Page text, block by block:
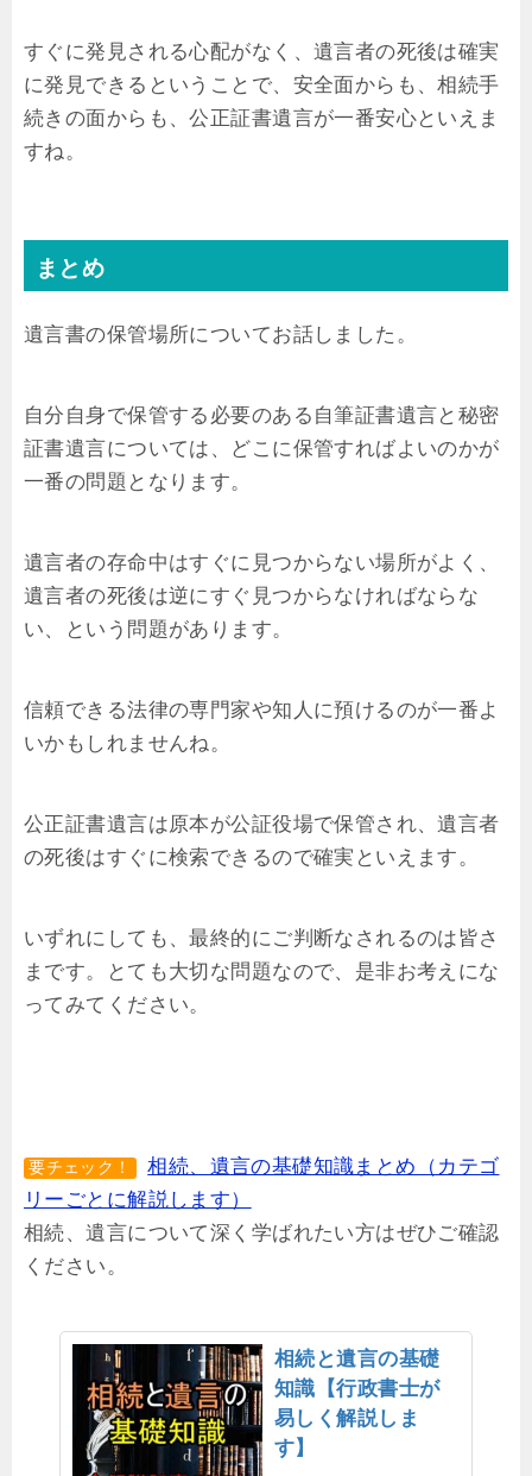
すぐに発見される心配がなく、遺言者の死後は確実
に発見できるということで、安全面からも、相続手
続きの面からも、公正証書遺言が一番安心といえま
すね。
まとめ
遺言書の保管場所についてお話しました。
自分自身で保管する必要のある自筆証書遺言と秘密
証書遺言については、どこに保管すればよいのかが
一番の問題となります。
遺言者の存命中はすぐに見つからない場所がよく、
遺言者の死後は逆にすぐ見つからなければならな
い、という問題があります。
信頼できる法律の専門家や知人に預けるのが一番よ
いかもしれませんね。
公正証書遺言は原本が公証役場で保管され、遺言者
の死後はすぐに検索できるので確実といえます。
いずれにしても、最終的にご判断なされるのは皆さ
まです。とても大切な問題なので、是非お考えにな
ってみてください。
要チェック！
相続、遺言の基礎知識まとめ（カテゴ
リーごとに解説します）
相続、遺言について深く学ばれたい方はぜひご確認
ください。
相続と遺言の基礎
知識【行政書士が
易しく解説しま
す】